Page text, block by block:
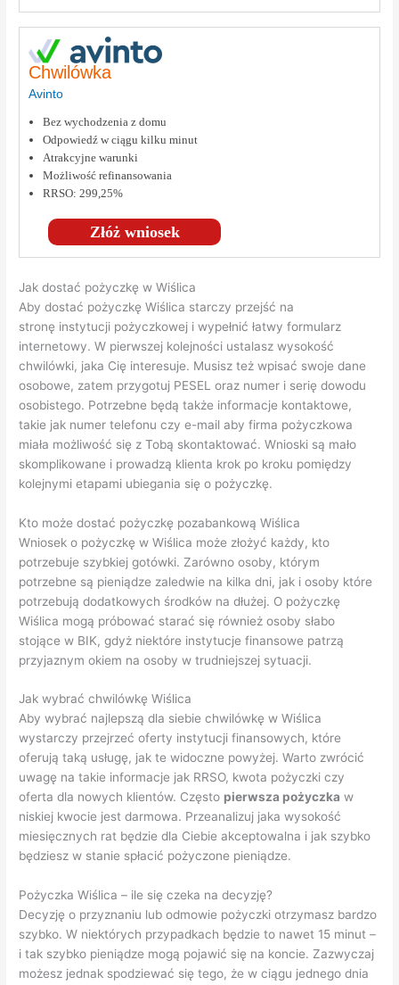
Chwilówka
Avinto
Złóż wniosek
Bez wychodzenia z domu
Odpowiedź w ciągu kilku minut
Atrakcyjne warunki
Możliwość refinansowania
RRSO: 299,25%
Jak dostać pożyczkę w Wiślica
Aby dostać pożyczkę Wiślica starczy przejść na
stronę instytucji pożyczkowej i wypełnić łatwy formularz
internetowy. W pierwszej kolejności ustalasz wysokość
chwilówki, jaka Cię interesuje. Musisz też wpisać swoje dane
osobowe, zatem przygotuj PESEL oraz numer i serię dowodu
osobistego. Potrzebne będą także informacje kontaktowe,
takie jak numer telefonu czy e-mail aby firma pożyczkowa
miała możliwość się z Tobą skontaktować. Wnioski są mało
skomplikowane i prowadzą klienta krok po kroku pomiędzy
kolejnymi etapami ubiegania się o pożyczkę.
Kto może dostać pożyczkę pozabankową Wiślica
Wniosek o pożyczkę w Wiślica może złożyć każdy, kto
potrzebuje szybkiej gotówki. Zarówno osoby, którym
potrzebne są pieniądze zaledwie na kilka dni, jak i osoby które
potrzebują dodatkowych środków na dłużej. O pożyczkę
Wiślica mogą próbować starać się również osoby słabo
stojące w BIK, gdyż niektóre instytucje finansowe patrzą
przyjaznym okiem na osoby w trudniejszej sytuacji.
Jak wybrać chwilówkę Wiślica
Aby wybrać najlepszą dla siebie chwilówkę w Wiślica
wystarczy przejrzeć oferty instytucji finansowych, które
oferują taką usługę, jak te widoczne powyżej. Warto zwrócić
uwagę na takie informacje jak RRSO, kwota pożyczki czy
oferta dla nowych klientów. Często pierwsza pożyczka w
niskiej kwocie jest darmowa. Przeanalizuj jaka wysokość
miesięcznych rat będzie dla Ciebie akceptowalna i jak szybko
będziesz w stanie spłacić pożyczone pieniądze.
Pożyczka Wiślica – ile się czeka na decyzję?
Decyzję o przyznaniu lub odmowie pożyczki otrzymasz bardzo
szybko. W niektórych przypadkach będzie to nawet 15 minut –
i tak szybko pieniądze mogą pojawić się na koncie. Zazwyczaj
możesz jednak spodziewać się tego, że w ciągu jednego dnia